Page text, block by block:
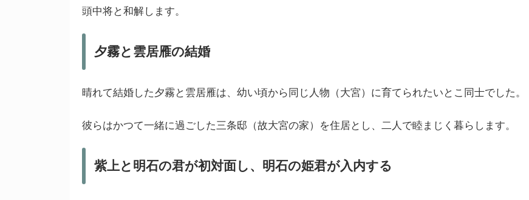
頭中将と和解します。
夕霧と雲居雁の結婚
晴れて結婚した夕霧と雲居雁は、幼い頃から同じ人物（大宮）に育てられたいとこ同士でした。
彼らはかつて一緒に過ごした三条邸（故大宮の家）を住居とし、二人で睦まじく暮らします。
紫上と明石の君が初対面し、明石の姫君が入内する